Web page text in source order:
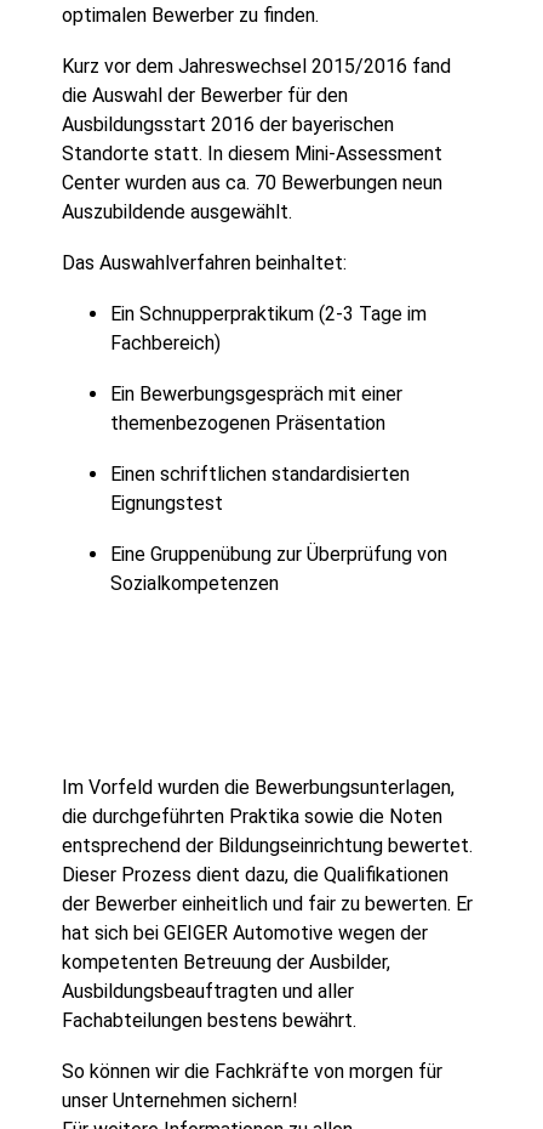
optimalen Bewerber zu finden.
Kurz vor dem Jahreswechsel 2015/2016 fand
die Auswahl der Bewerber für den
Ausbildungsstart 2016 der bayerischen
Standorte statt. In diesem Mini-Assessment
Center wurden aus ca. 70 Bewerbungen neun
Auszubildende ausgewählt.
Das Auswahlverfahren beinhaltet:
Ein Schnupperpraktikum (2-3 Tage im
Fachbereich)
Ein Bewerbungsgespräch mit einer
themenbezogenen Präsentation
Einen schriftlichen standardisierten
Eignungstest
Eine Gruppenübung zur Überprüfung von
Sozialkompetenzen
Im Vorfeld wurden die Bewerbungsunterlagen,
die durchgeführten Praktika sowie die Noten
entsprechend der Bildungseinrichtung bewertet.
Dieser Prozess dient dazu, die Qualifikationen
der Bewerber einheitlich und fair zu bewerten. Er
hat sich bei GEIGER Automotive wegen der
kompetenten Betreuung der Ausbilder,
Ausbildungsbeauftragten und aller
Fachabteilungen bestens bewährt.
So können wir die Fachkräfte von morgen für
unser Unternehmen sichern!